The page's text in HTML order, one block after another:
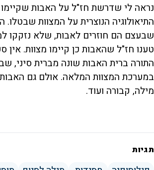
נראה לי שדרשת חז"ל על האבות שקיימו
התיאולוגיה הנוצרית על המצוות שבטלו.
שבעצם הם חוזרים לאבות, שלא נזקקו
טענו חז"ל שהאבות כן קיימו מצוות.
התורה ברית האבות שונה מברית סיני,
במערכת המצוות המלאה. אולם גם האבות
מילה, קבורה ועוד.
תגיות